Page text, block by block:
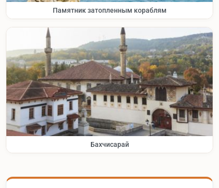
Памятник затопленным кораблям
Бахчисарай